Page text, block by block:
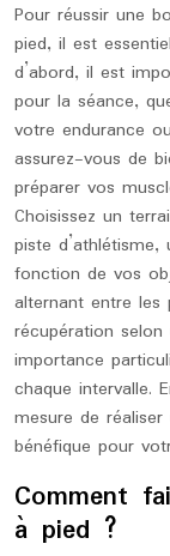
Pour réussir une
pied, il est
d’abord, il est
pour la séance,
votre endurance
assurez-vous de
préparer vos
Choisissez un
piste
fonction de vos
alternant entre les
récupération
importance
chaque intervalle.
mesure de
bénéfique pour
Comment
à pied ?